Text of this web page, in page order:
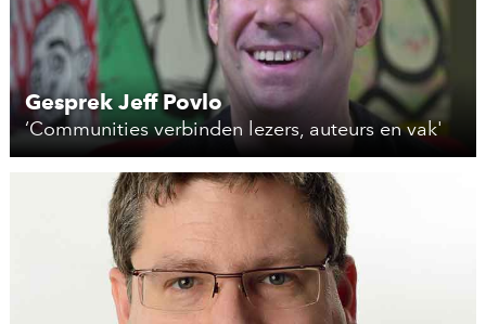
Gesprek Jeff Povlo
‘Communities verbinden lezers, auteurs en vak'